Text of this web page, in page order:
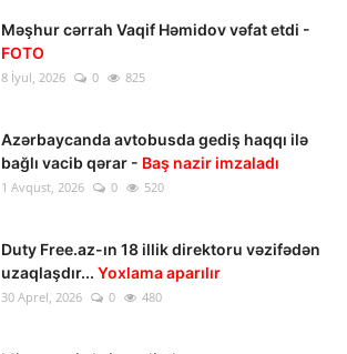
Məşhur cərrah Vaqif Həmidov vəfat etdi -
FOTO
8 İyul, 2026 0 825
Azərbaycanda avtobusda gediş haqqı ilə
bağlı vacib qərar - Baş nazir imzaladı
1 Avqust, 2026 0 520
Duty Free.az-ın 18 illik direktoru vəzifədən
uzaqlaşdır... Yoxlama aparılır
30 Aprel, 2026 0 480